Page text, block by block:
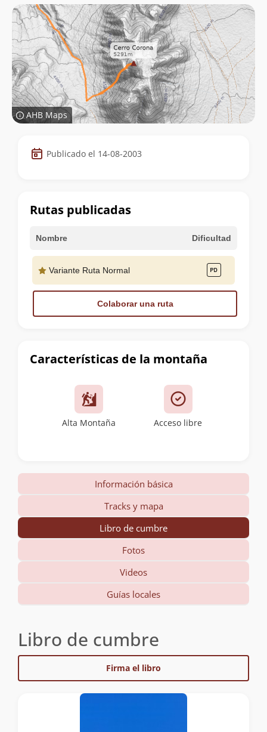
AHB Maps
Datos
de
cumbre
Publicado el 14-08-2003
Características de la montaña
Alta Montaña Acceso libre
Rutas publicadas
Nombre Dificultad
Variante Ruta Normal
Colaborar una ruta
Información básica
Tracks y mapa
Libro de cumbre
Fotos
Videos
Guías locales
Libro de cumbre
Firma el libro